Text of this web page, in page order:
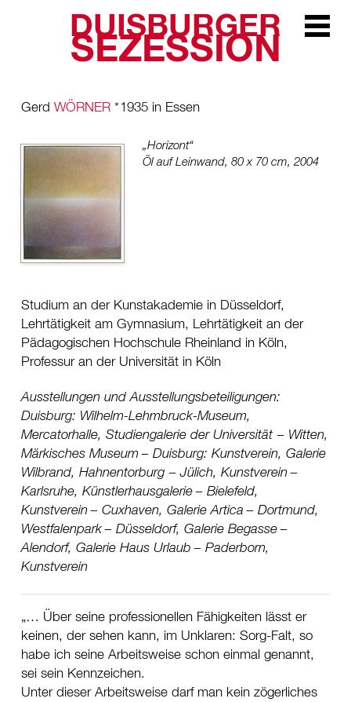
Zur
DUISBURGER
SEZESSION
Gerd WÖRNER *1935 in Essen
„Horizont“
Öl auf Leinwand, 80 x 70 cm, 2004
Studium an der Kunstakademie in Düsseldorf,
Lehrtätigkeit am Gymnasium, Lehrtätigkeit an der
Pädagogischen Hochschule Rheinland in Köln,
Professur an der Universität in Köln
Ausstellungen und Ausstellungsbeteiligungen:
Duisburg
Wilhelm-Lehmbruck-Museum
Mercatorhalle Studiengalerie der Universität
Witten,
Märkisches Museum
Duisburg Kunstverein Galerie
Wilbrand Hahnentorburg
Jülich, Kunstverein
Karlsruhe, Künstlerhausgalerie
Bielefeld,
Kunstverein
Cuxhaven, Galerie Artica
Dortmund,
Westfalenpark
Düsseldorf, Galerie Begasse
Alendorf, Galerie Haus Urlaub
Paderborn,
Kunstverein
… Über seine professionellen Fähigkeiten lässt er
keinen, der sehen kann, im Unklaren: Sorg-Falt, so
habe ich seine Arbeitsweise schon einmal genannt,
sei sein Kennzeichen.
Unter dieser Arbeitsweise darf man kein zögerliches